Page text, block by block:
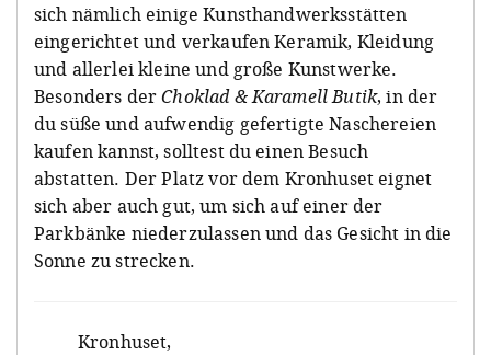
sich nämlich einige Kunsthandwerksstätten
eingerichtet und verkaufen Keramik, Kleidung
und allerlei kleine und große Kunstwerke.
Besonders derChoklad & Karamell Butik, in der
du süße und aufwendig gefertigte Naschereien
kaufen kannst, solltest du einen Besuch
abstatten. Der Platz vor dem Kronhuset eignet
sich aber auch gut, um sich auf einer der
Parkbänke niederzulassen und das Gesicht in die
Sonne zu strecken.
Kronhuset,